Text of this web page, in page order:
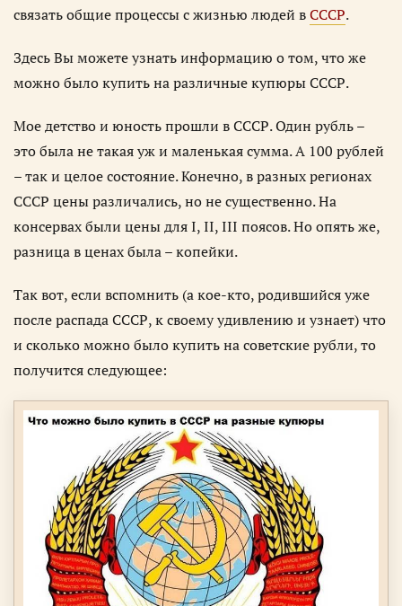
связать общие процессы с жизнью людей вСССР.
Здесь Вы можете узнать информацию о том, что же
можно было купить на различные купюры СССР.
Мое детство и юность прошли в СССР. Один рубль –
это была не такая уж и маленькая сумма. А 100 рублей
– так и целое состояние. Конечно, в разных регионах
СССР цены различались, но не существенно. На
консервах были цены для I, II, III поясов. Но опять же,
разница в ценах была – копейки.
Так вот, если вспомнить (а кое-кто, родившийся уже
после распада СССР, к своему удивлению и узнает) что
и сколько можно было купить на советские рубли, то
получится следующее: